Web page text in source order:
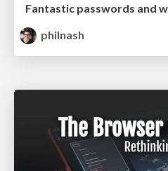
philnash